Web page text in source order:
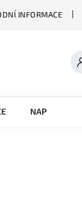
INFORMACE
NAPIŠTE NÁM